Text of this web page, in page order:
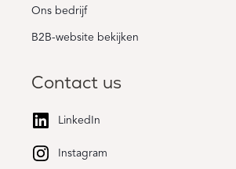
Ons bedrijf
B2B-website bekijken
Contact us
LinkedIn
Instagram